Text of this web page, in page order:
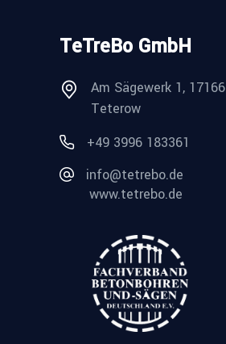
TeTreBo GmbH
Am Sägewerk 1, 17166
Teterow
+49 3996 183361
info@tetrebo.de
www.tetrebo.de